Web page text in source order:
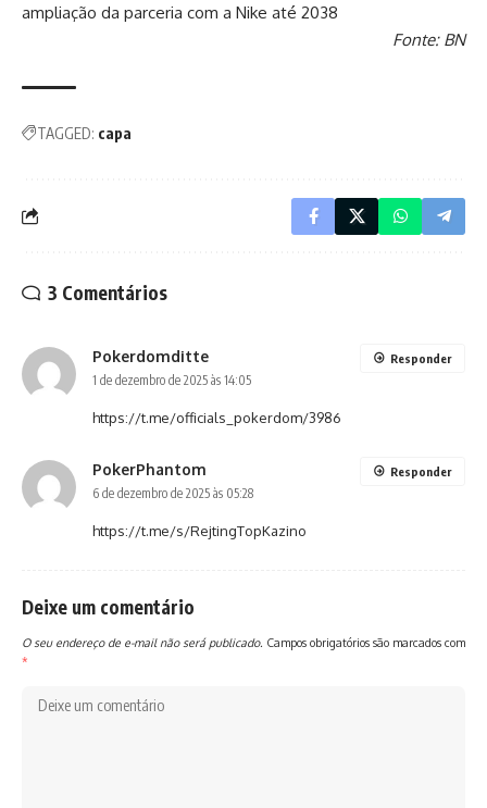
ampliação da parceria com a Nike até 2038
Fonte: BN
TAGGED: capa
3 Comentários
Pokerdomditte
1 de dezembro de 2025 às 14:05
https://t.me/officials_pokerdom/3986
Responder
PokerPhantom
6 de dezembro de 2025 às 05:28
https://t.me/s/RejtingTopKazino
Responder
Deixe um comentário
O seu endereço de e-mail não será publicado. Campos obrigatórios são marcados com
*